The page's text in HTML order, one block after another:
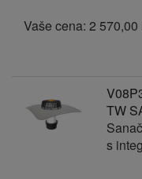
Vaše cena: 2 570,00
TW
s